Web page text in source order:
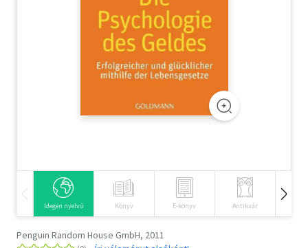
Tankönyv, segédkönyv
Társadalomtudomány
Idegen nyelvű Könyv E-könyv Antikvár
Penguin Random House GmbH, 2011